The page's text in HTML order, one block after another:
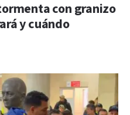
con granizo
y cuándo